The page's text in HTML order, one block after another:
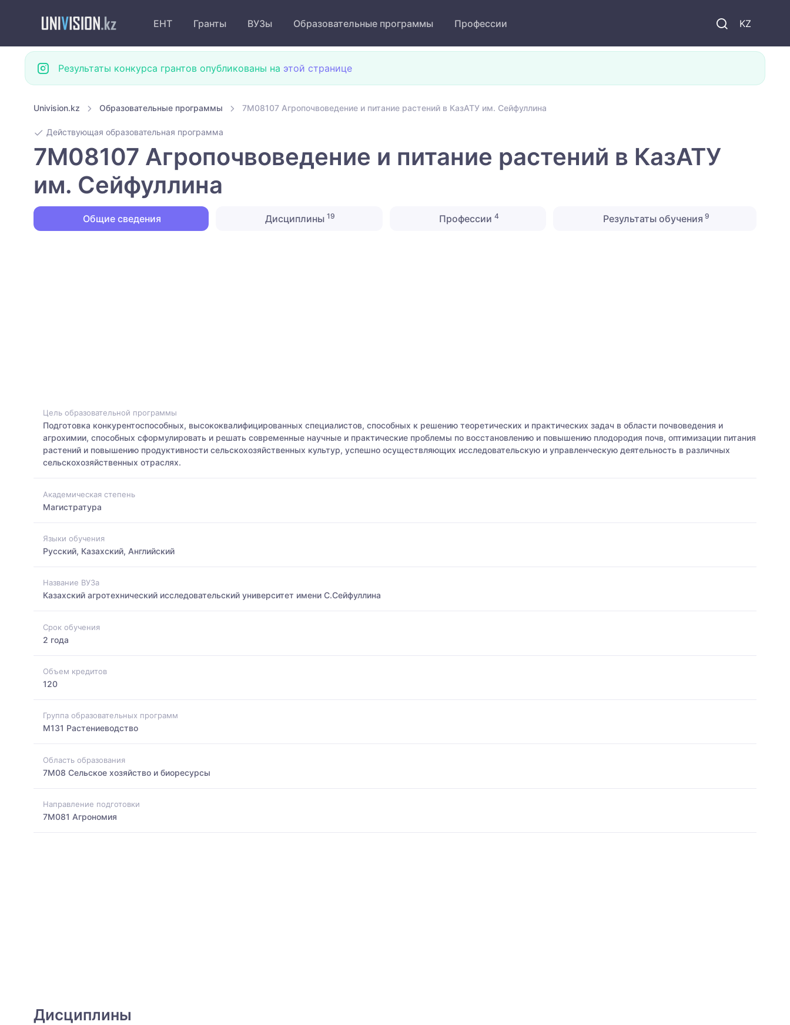
KZ
ЕНТ Гранты ВУЗы Образовательные программы Профессии
Результаты конкурса грантов опубликованы на этой странице
Univision.kz Образовательные программы 7M08107 Агропочвоведение и питание растений в КазАТУ им. Сейфуллина
Действующая образовательная программа
7M08107 Агропочвоведение и питание растений в КазАТУ
им. Сейфуллина
Общие сведения Дисциплины19 Профессии 4 Результаты обучения 9
Цель образовательной программы
Подготовка конкурентоспособных, высококвалифицированных специалистов, способных к решению теоретических и практических задач в области почвоведения и
агрохимии, способных сформулировать и решать современные научные и практические проблемы по восстановлению и повышению плодородия почв, оптимизации питания
растений и повышению продуктивности сельскохозяйственных культур, успешно осуществляющих исследовательскую и управленческую деятельность в различных
сельскохозяйственных отраслях.
Академическая степень
Магистратура
Языки обучения
Русский, Казахский, Английский
Название ВУЗа
Казахский агротехнический исследовательский университет имени С.Сейфуллина
Срок обучения
2 года
Объем кредитов
120
Группа образовательных программ
M131 Растениеводство
Область образования
7M08 Сельское хозяйство и биоресурсы
Направление подготовки
7M081 Агрономия
Дисциплины